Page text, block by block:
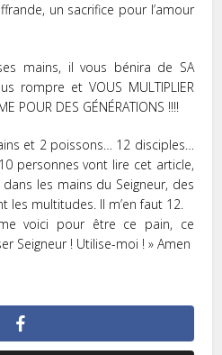
un sacrifice pour l’amour
mains, il vous bénira de SA
rompre et VOUS MULTIPLIER
POUR DES GÉNÉRATIONS !!!!
et 2 poissons… 12 disciples…
personnes vont lire cet article,
les mains du Seigneur, des
les multitudes. Il m’en faut 12.
voici pour être ce pain, ce
Seigneur ! Utilise-moi ! » Amen